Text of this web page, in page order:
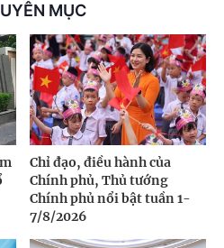
MỤC
Chỉ đạo, điều hành của
Chính phủ, Thủ tướng
Chính phủ nổi bật tuần 1-
7/8/2026